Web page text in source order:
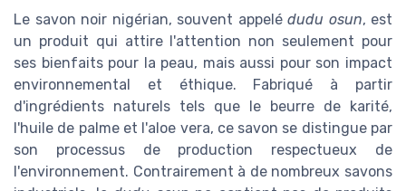
Le savon noir nigérian, souvent appelé dudu osun, est
un produit qui attire l'attention non seulement pour
ses bienfaits pour la peau, mais aussi pour son impact
environnemental et éthique. Fabriqué à partir
d'ingrédients naturels tels que le beurre de karité,
l'huile de palme et l'aloe vera, ce savon se distingue par
son processus de production respectueux de
l'environnement. Contrairement à de nombreux savons